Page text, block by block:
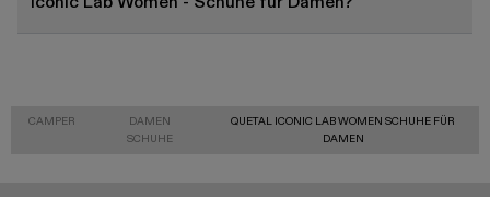
CAMPER
DAMEN
SCHUHE
QUETAL ICONIC LAB WOMEN SCHUHE FÜR
DAMEN